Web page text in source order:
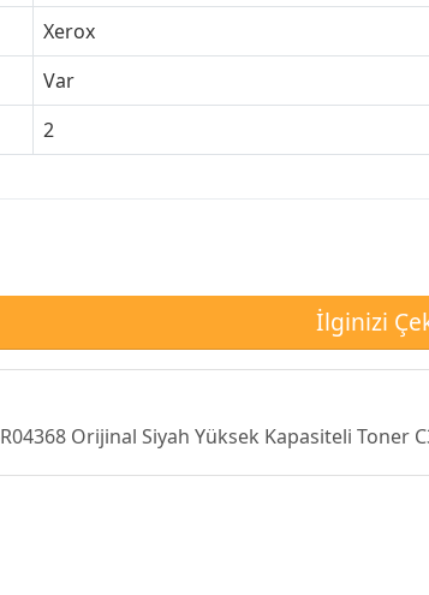
Xerox
Var
2
İlginizi
006R04368 Orijinal Siyah Yüksek Kapasiteli Toner